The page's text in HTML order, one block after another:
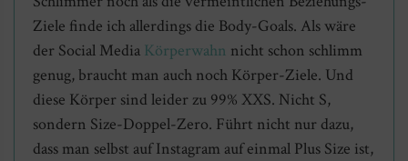
Ziele finde ich allerdings die Body-Goals. Als wäre
der Social Media Körperwahn nicht schon schlimm
genug, braucht man auch noch Körper-Ziele. Und
diese Körper sind leider zu 99% XXS. Nicht S,
sondern Size-Doppel-Zero. Führt nicht nur dazu,
dass man selbst auf Instagram auf einmal Plus Size ist,